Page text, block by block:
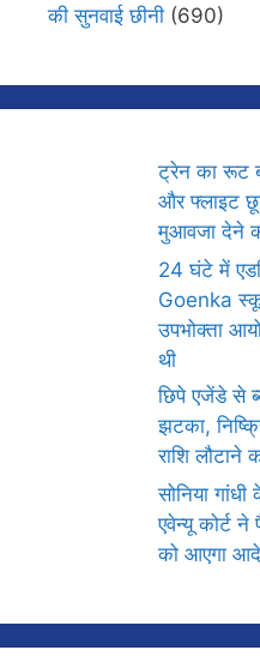
की सुनवाई छीनी (690)
ट्रेन का रूट
और फ्लाइट
मुआवजा देने
24 घंटे में
Goenka
उपभोक्ता
थी
छिपे एजेंडे से
झटका,
राशि
सोनिया
एवेन्यू कोर्ट
को आएगा